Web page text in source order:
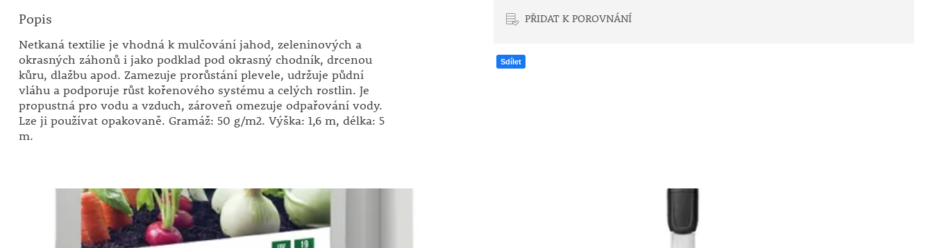
Popis
Netkaná textilie je vhodná k mulčování jahod, zeleninových a
okrasných záhonů i jako podklad pod okrasný chodník, drcenou
kůru, dlažbu apod. Zamezuje prorůstání plevele, udržuje půdní
vláhu a podporuje růst kořenového systému a celých rostlin. Je
propustná pro vodu a vzduch, zároveň omezuje odpařování vody.
Lze ji používat opakovaně. Gramáž: 50 g/m2. Výška: 1,6 m, délka: 5
m.
PŘIDAT K POROVNÁNÍ
Sdílet